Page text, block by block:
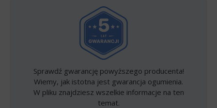
Sprawdź gwarancję powyższego producenta!
Wiemy, jak istotna jest gwarancja ogumienia.
W pliku znajdziesz wszelkie informacje na ten
temat.